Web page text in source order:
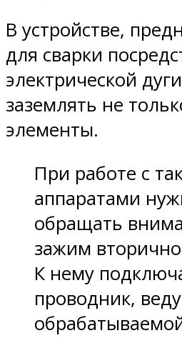
В устройстве,
для сварки
электрической
заземлять не
элементы.
При работе с
аппаратами
обращать
зажим
К нему
проводник,